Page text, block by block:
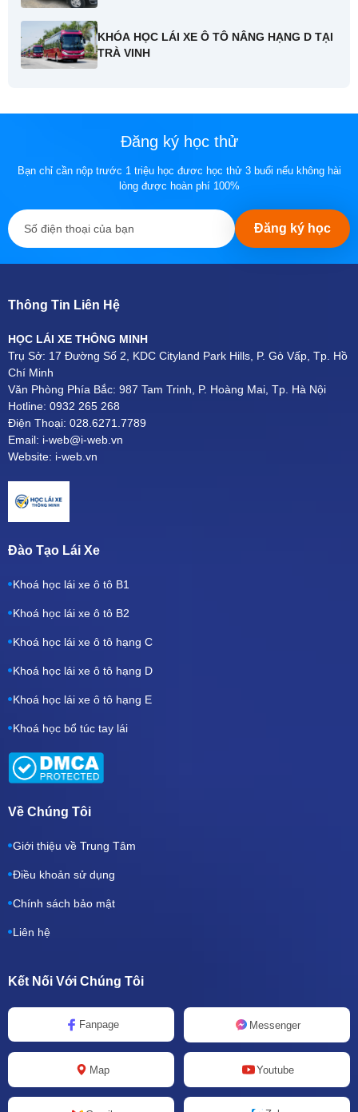
KHÓA HỌC LÁI XE Ô TÔ NÂNG HẠNG D TẠI
TRÀ VINH
Đăng ký học thử
Bạn chỉ cần nộp trước 1 triệu học đươc học thử 3 buổi nếu không hài
lòng được hoàn phí 100%
Đăng ký học
Thông Tin Liên Hệ
HỌC LÁI XE THÔNG MINH
Trụ Sở: 17 Đường Số 2, KDC Cityland Park Hills, P. Gò Vấp, Tp. Hồ
Chí Minh
Văn Phòng Phía Bắc: 987 Tam Trinh, P. Hoàng Mai, Tp. Hà Nội
Hotline: 0932 265 268
Điện Thoại: 028.6271.7789
Email: i-web@i-web.vn
Website: i-web.vn
Đào Tạo Lái Xe
Khoá học lái xe ô tô B1
Khoá học lái xe ô tô B2
Khoá học lái xe ô tô hạng C
Khoá học lái xe ô tô hạng D
Khoá học lái xe ô tô hạng E
Khoá học bổ túc tay lái
Về Chúng Tôi
Giới thiệu về Trung Tâm
Điều khoản sử dụng
Chính sách bảo mật
Liên hệ
Kết Nối Với Chúng Tôi
Fanpage Messenger
Map Youtube